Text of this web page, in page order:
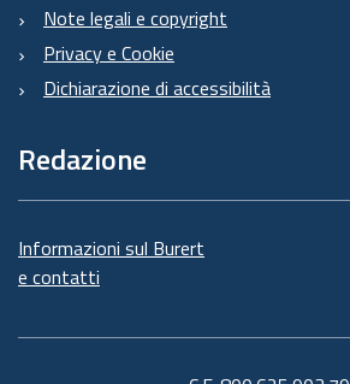
Note legali e copyright
Privacy e Cookie
Dichiarazione di accessibilità
Redazione
Informazioni sul Burert
e contatti